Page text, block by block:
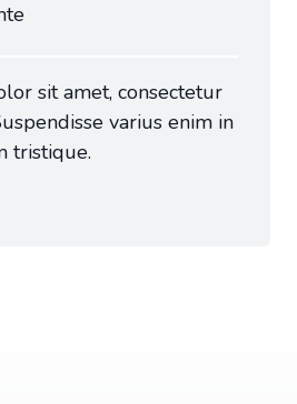
sit amet, consectetur
varius enim in
tristique.